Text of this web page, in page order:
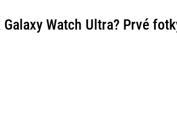
Watch Ultra? Prvé